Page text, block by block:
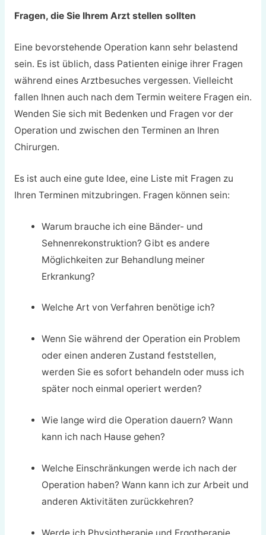
Fragen, die Sie Ihrem Arzt stellen sollten
Eine bevorstehende Operation kann sehr belastend
sein. Es ist üblich, dass Patienten einige ihrer Fragen
während eines Arztbesuches vergessen. Vielleicht
fallen Ihnen auch nach dem Termin weitere Fragen ein.
Wenden Sie sich mit Bedenken und Fragen vor der
Operation und zwischen den Terminen an Ihren
Chirurgen.
Es ist auch eine gute Idee, eine Liste mit Fragen zu
Ihren Terminen mitzubringen. Fragen können sein:
Warum brauche ich eine Bänder- und
Sehnenrekonstruktion? Gibt es andere
Möglichkeiten zur Behandlung meiner
Erkrankung?
Welche Art von Verfahren benötige ich?
Wenn Sie während der Operation ein Problem
oder einen anderen Zustand feststellen,
werden Sie es sofort behandeln oder muss ich
später noch einmal operiert werden?
Wie lange wird die Operation dauern? Wann
kann ich nach Hause gehen?
Welche Einschränkungen werde ich nach der
Operation haben? Wann kann ich zur Arbeit und
anderen Aktivitäten zurückkehren?
Werde ich Physiotherapie und Ergotherapie